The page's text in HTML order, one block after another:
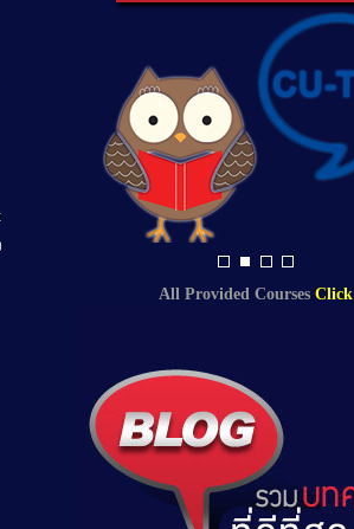
All Provided Courses Click